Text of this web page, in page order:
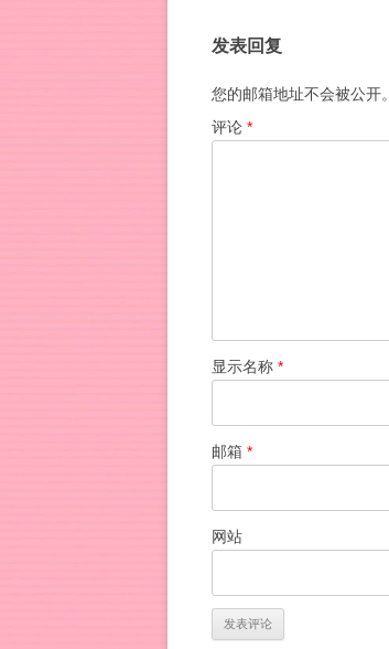
航
发表回复
您的邮箱地址不会被公开。
评论 *
显示名称 *
邮箱 *
网站